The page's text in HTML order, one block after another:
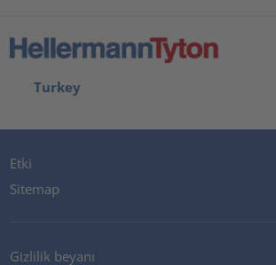
Turkey
Etki
Sitemap
Gizlilik beyanı